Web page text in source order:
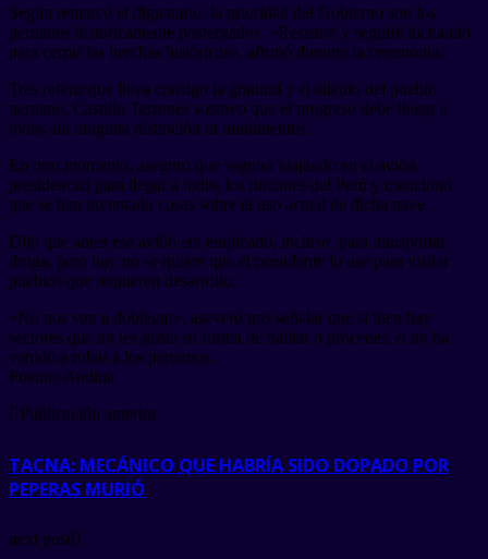
Según remarcó el dignatario, la prioridad del Gobierno son los
peruanos históricamente postergados. «Resistiré y seguiré luchando
para cerrar las brechas históricas», afirmó durante la ceremonia.
Tras referir que lleva consigo la gratitud y el aliento del pueblo
peruano, Castillo Terrones sostuvo que el progreso debe llegar a
todos sin ninguna distinción ni miramientos.
En otro momento, aseguró que seguirá viajando en el avión
presidencial para llegar a todos los rincones del Perú y mencionó
que se han inventado cosas sobre el uso actual de dicha nave.
Dijo que antes ese avión era empleado, incluso, para transportar
droga, pero hoy no se quiere que el presidente lo use para visitar
pueblos que requieren desarrollo.
«No nos van a doblegar», aseveró tras señalar que si bien hay
sectores que no les gusta su forma de hablar o proceder, él no ha
venido a robar a los peruanos.
Fuente: Andina
Publicación anterior
TACNA: MECÁNICO QUE HABRÍA SIDO DOPADO POR
PEPERAS MURIÓ
next post